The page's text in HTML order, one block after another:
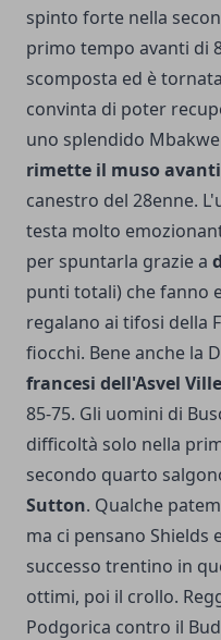
spinto forte nella
primo tempo avanti di
scomposta ed è
convinta di poter
uno splendido
rimette il muso avanti
canestro del 28enne.
testa molto
per spuntarla grazie a
punti totali) che fanno
regalano ai tifosi della
fiocchi. Bene anche la
francesi dell'Asvel
85-75. Gli uomini di
difficoltà solo nella
secondo quarto
Sutton. Qualche
ma ci pensano Shields
successo trentino in
ottimi, poi il crollo.
Podgorica contro il